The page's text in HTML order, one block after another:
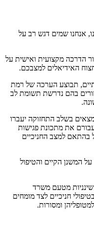
אנחנו שמים דגש רב על
הדרכה מקצועית ואישית על
האידיאלים למצבכם.
תבוצע הערכה של רמת
בהם נדרשת תשומת לב
בשלב התחזוקה יעברו
את מתכונת פגישות
בהתאם למצב החניכיים
המשנן הקיים והטיפול
שינניות מטעם משרד
חניכיים לצד מומחים
ומסורות.